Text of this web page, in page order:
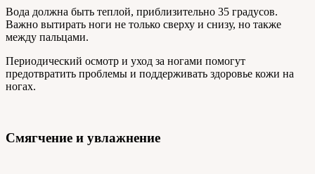
Вода должна быть теплой, приблизительно 35 градусов.
Важно вытирать ноги не только сверху и снизу, но также
между пальцами.
Периодический осмотр и уход за ногами помогут
предотвратить проблемы и поддерживать здоровье кожи на
ногах.
Смягчение и увлажнение